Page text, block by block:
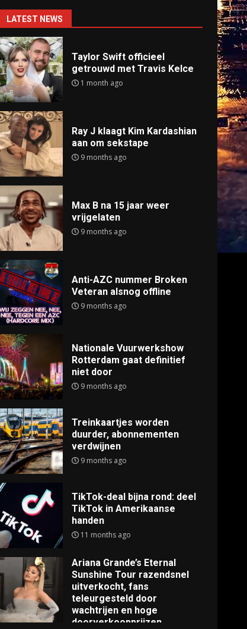
LATEST NEWS
Taylor Swift officieel
getrouwd met Travis Kelce
1 month ago
Ray J klaagt Kim Kardashian
aan om sekstape
9 months ago
Max B na 15 jaar weer
vrijgelaten
9 months ago
Anti-AZC nummer Broken
Veteran alsnog offline
9 months ago
Nationale Vuurwerkshow
Rotterdam gaat definitief
niet door
9 months ago
Treinkaartjes worden
duurder, abonnementen
verdwijnen
9 months ago
TikTok-deal bijna rond: deel
TikTok in Amerikaanse
handen
11 months ago
Ariana Grande’s Eternal
Sunshine Tour razendsnel
uitverkocht, fans
teleurgesteld door
wachtrijen en hoge
doorverkoopprijzen